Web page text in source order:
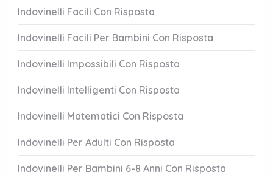
Indovinelli Facili Con Risposta
Indovinelli Facili Per Bambini Con Risposta
Indovinelli Impossibili Con Risposta
Indovinelli Intelligenti Con Risposta
Indovinelli Matematici Con Risposta
Indovinelli Per Adulti Con Risposta
Indovinelli Per Bambini 6-8 Anni Con Risposta